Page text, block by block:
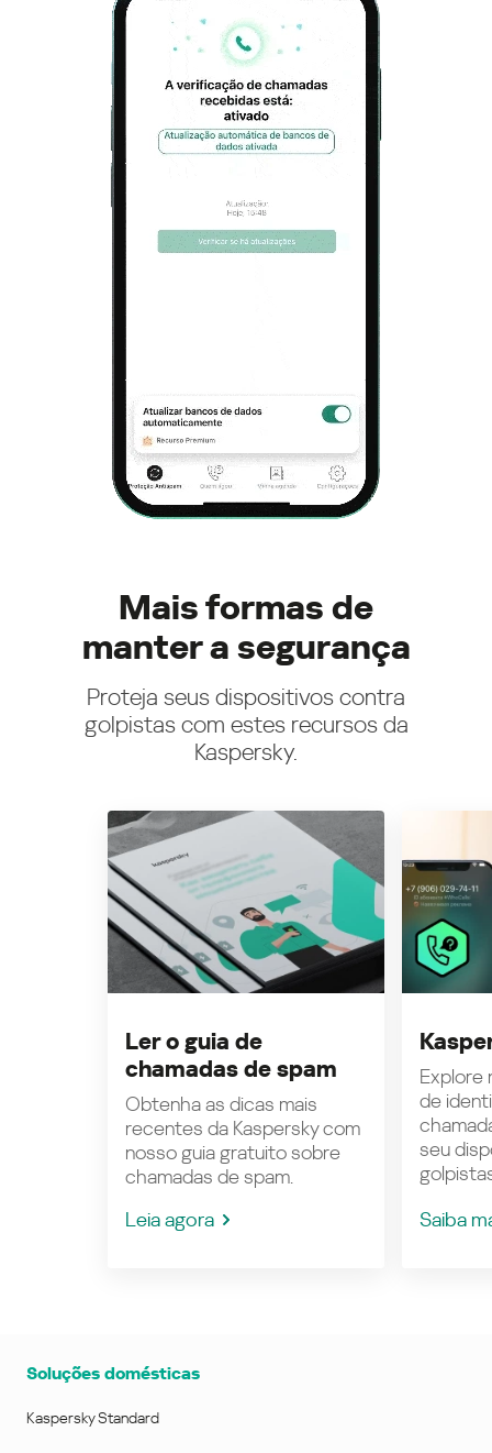
Mais formas de
manter a segurança
Proteja seus dispositivos contra
golpistas com estes recursos da
Kaspersky.
Ler o guia de
chamadas de spam
Obtenha as dicas mais
recentes da Kaspersky com
nosso guia gratuito sobre
chamadas de spam.
Leia agora
Explore
de
seu
Saiba
Soluções domésticas
Kaspersky Standard